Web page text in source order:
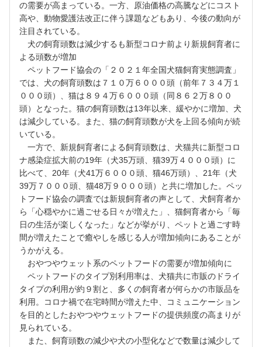
の需要が高まっている。一方、原油価格の高騰などにコスト
高や、動物愛護法改正に伴う課題などもあり、今後の動向が
注目されている。
犬の飼育頭数は減少するも新型コロナ前より新規飼育者に
よる頭数が増加
ペットフード協会の「２０２１年全国犬猫飼育実態調査」
では、犬の飼育頭数は７１０万６０００頭（前年７３４万１
０００頭）、猫は８９４万６０００頭（同８６２万８００
頭）となった。猫の飼育頭数は13年以来、緩やかに増加、犬
は減少している。また、猫の飼育頭数が犬を上回る傾向が続
いている。
一方で、新規飼育者による飼育頭数は、犬猫共に新型コロ
ナ感染症拡大前の19年（犬35万頭、猫39万４０００頭）に
比べて、20年（犬41万６０００頭、猫46万頭）、21年（犬
39万７０００頭、猫48万９０００頭）と共に増加した。ペッ
トフード協会の調査では新規飼育者の声として、犬飼育者か
ら「心穏やかに過ごせる日々が増えた」、猫飼育者から「毎
日の生活が楽しくなった」などが挙がり、ペットと過ごす時
間が増えたことで癒やしを感じる人が増加傾向にあることが
うかがえる。
おやつやウェット系のペットフードの需要が増加傾向に
ペットフードのタイプ別利用率は、犬猫共に市販のドライ
タイプの利用が約９割と、多くの飼育者が何らかの市販品を
利用。コロナ禍で在宅時間が増えた中、コミュニケーション
を目的としたおやつやウェットフードの提供頻度の高まりが
見られている。
また、飼育頭数の減少や犬の小型化などで数量は減少して